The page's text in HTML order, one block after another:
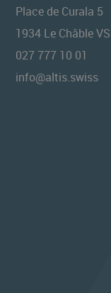
Place de Curala 5
1934 Le Châble VS
027 777 10 01
info@altis.swiss